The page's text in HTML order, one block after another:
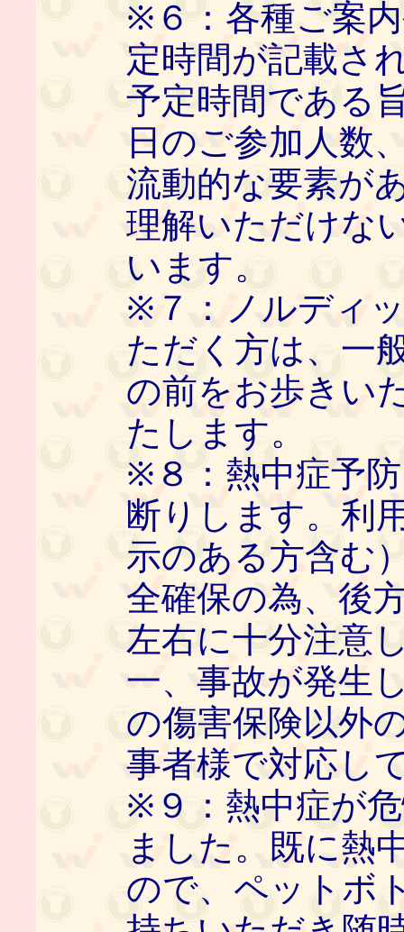
※６：各種ご案
定時間が記載さ
予定時間である
日のご参加人数
流動的な要素が
理解いただけな
います。
※７：ノルディ
ただく方は、一
の前をお歩きい
たします。
※８：熱中症予
断りします。利
示のある方含む
全確保の為、後
左右に十分注意
一、事故が発生
の傷害保険以外
事者様で対応し
※９：熱中症が
ました。既に熱
ので、ペットボ